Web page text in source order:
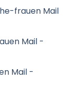
frauen Mail
Mail -
Mail -